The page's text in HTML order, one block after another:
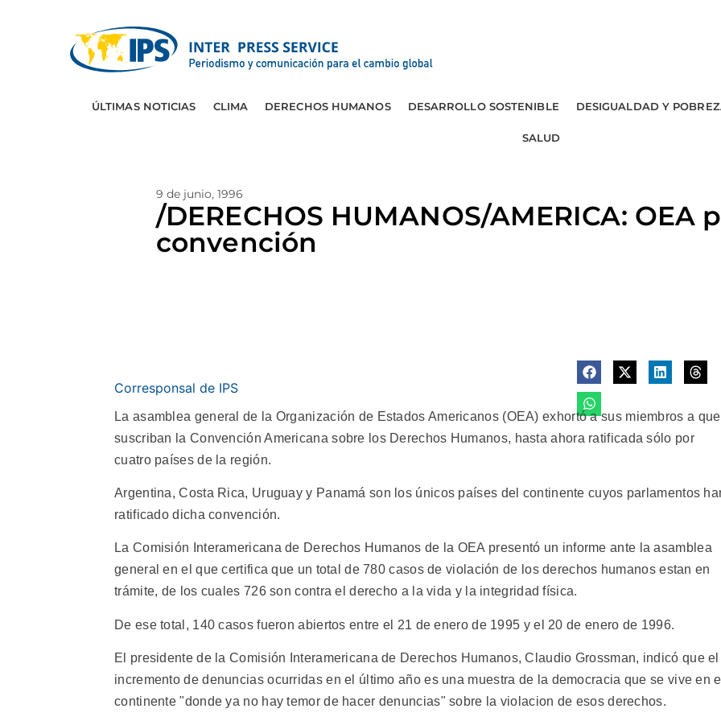
ÚLTIMAS NOTICIAS CLIMA DERECHOS HUMANOS DESARROLLO SOSTENIBLE DESIGUALDAD Y
SALUD
9 de junio, 1996
/DERECHOS HUMANOS/AMERICA: OEA
convención
Corresponsal de IPS
La asamblea general de la Organización de Estados Americanos (OEA) exhortó a sus miembros a que
suscriban la Convención Americana sobre los Derechos Humanos, hasta ahora ratificada sólo por
cuatro países de la región.
Argentina, Costa Rica, Uruguay y Panamá son los únicos países del continente cuyos parlamentos
ratificado dicha convención.
La Comisión Interamericana de Derechos Humanos de la OEA presentó un informe ante la asamblea
general en el que certifica que un total de 780 casos de violación de los derechos humanos estan en
trámite, de los cuales 726 son contra el derecho a la vida y la integridad física.
De ese total, 140 casos fueron abiertos entre el 21 de enero de 1995 y el 20 de enero de 1996.
El presidente de la Comisión Interamericana de Derechos Humanos, Claudio Grossman, indicó que el
incremento de denuncias ocurridas en el último año es una muestra de la democracia que se vive en
continente "donde ya no hay temor de hacer denuncias" sobre la violacion de esos derechos.